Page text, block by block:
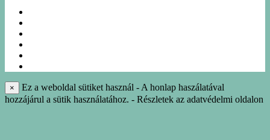
×
Ez a weboldal sütiket használ - A honlap haszálatával
hozzájárul a sütik használatához. - Részletek az adatvédelmi oldalon